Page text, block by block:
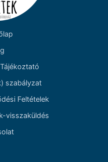
szabályzat
Feltételek
visszaküldés